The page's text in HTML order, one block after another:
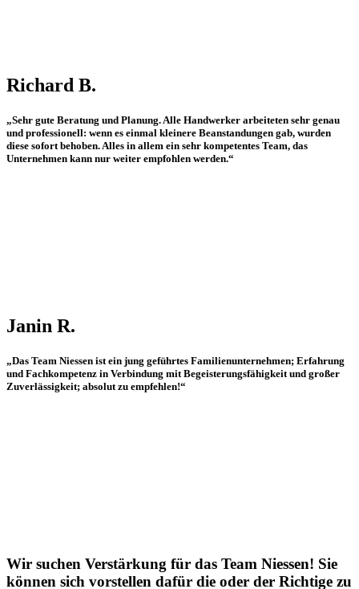
Richard B.
„Sehr gute Beratung und Planung. Alle Handwerker arbeiteten sehr genau
und professionell: wenn es einmal kleinere Beanstandungen gab, wurden
diese sofort behoben. Alles in allem ein sehr kompetentes Team, das
Unternehmen kann nur weiter empfohlen werden.“
Janin R.
„Das Team Niessen ist ein jung geführtes Familienunternehmen; Erfahrung
und Fachkompetenz in Verbindung mit Begeisterungsfähigkeit und großer
Zuverlässigkeit; absolut zu empfehlen!“
Wir suchen Verstärkung für das Team Niessen! Sie
können sich vorstellen dafür die oder der Richtige zu